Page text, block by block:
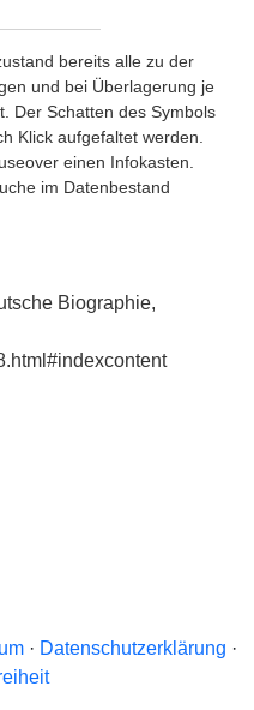
bereits alle zu der
und bei Überlagerung je
Der Schatten des Symbols
Klick aufgefaltet werden.
einen Infokasten.
im Datenbestand
Biographie,
· Datenschutzerklärung ·